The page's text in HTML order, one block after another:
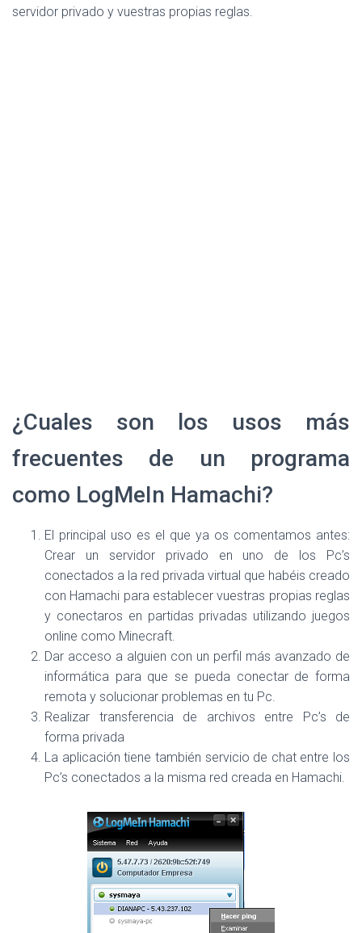
servidor privado y vuestras propias reglas.
¿Cuales son los usos más
frecuentes de un programa
como LogMeIn Hamachi?
El principal uso es el que ya os comentamos antes:
Crear un servidor privado en uno de los Pc’s
conectados a la red privada virtual que habéis creado
con Hamachi para establecer vuestras propias reglas
y conectaros en partidas privadas utilizando juegos
online como Minecraft.
Dar acceso a alguien con un perfil más avanzado de
informática para que se pueda conectar de forma
remota y solucionar problemas en tu Pc.
Realizar transferencia de archivos entre Pc’s de
forma privada
La aplicación tiene también servicio de chat entre los
Pc’s conectados a la misma red creada en Hamachi.